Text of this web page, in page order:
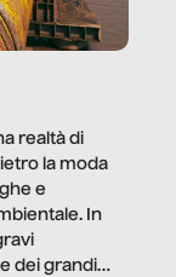
realtà di
la moda
e
In
dei grandi